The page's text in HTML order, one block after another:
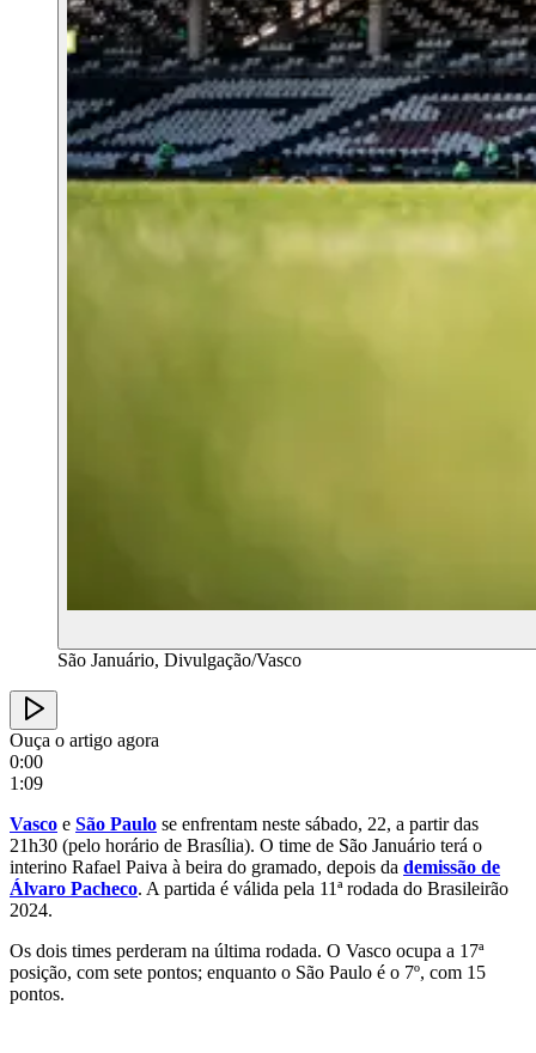
São Januário, Divulgação/Vasco
Ouça o artigo agora
0:00
1:09
Vasco e São Paulo se enfrentam neste sábado, 22, a partir das
21h30 (pelo horário de Brasília). O time de São Januário terá o
interino Rafael Paiva à beira do gramado, depois da demissão de
Álvaro Pacheco. A partida é válida pela 11ª rodada do Brasileirão
2024.
Os dois times perderam na última rodada. O Vasco ocupa a 17ª
posição, com sete pontos; enquanto o São Paulo é o 7º, com 15
pontos.